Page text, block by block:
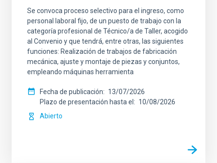
Se convoca proceso selectivo para el ingreso, como
personal laboral fijo, de un puesto de trabajo con la
categoría profesional de Técnico/a de Taller, acogido
al Convenio y que tendrá, entre otras, las siguientes
funciones: Realización de trabajos de fabricación
mecánica, ajuste y montaje de piezas y conjuntos,
empleando máquinas herramienta
Fecha de publicación
13/07/2026
Plazo de presentación hasta el
10/08/2026
Abierto